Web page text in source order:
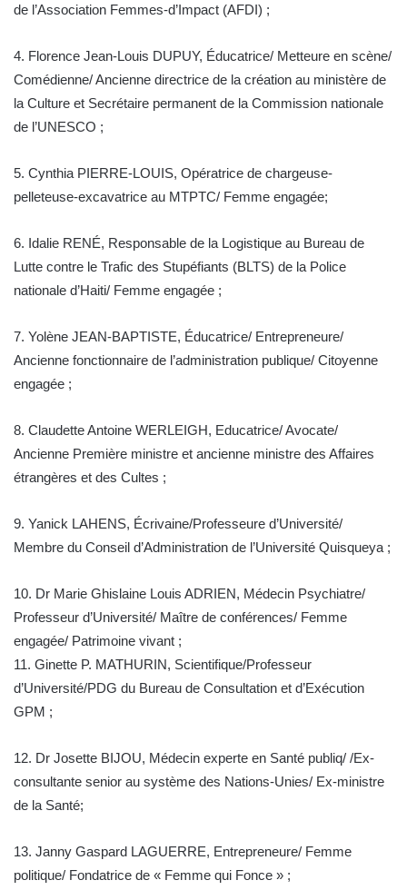
de l’Association Femmes-d’Impact (AFDI) ;
4. Florence Jean-Louis DUPUY, Éducatrice/ Metteure en scène/
Comédienne/ Ancienne directrice de la création au ministère de
la Culture et Secrétaire permanent de la Commission nationale
de l’UNESCO ;
5. Cynthia PIERRE-LOUIS, Opératrice de chargeuse-
pelleteuse-excavatrice au MTPTC/ Femme engagée;
6. Idalie RENÉ, Responsable de la Logistique au Bureau de
Lutte contre le Trafic des Stupéfiants (BLTS) de la Police
nationale d’Haiti/ Femme engagée ;
7. Yolène JEAN-BAPTISTE, Éducatrice/ Entrepreneure/
Ancienne fonctionnaire de l’administration publique/ Citoyenne
engagée ;
8. Claudette Antoine WERLEIGH, Educatrice/ Avocate/
Ancienne Première ministre et ancienne ministre des Affaires
étrangères et des Cultes ;
9. Yanick LAHENS, Écrivaine/Professeure d’Université/
Membre du Conseil d’Administration de l’Université Quisqueya ;
10. Dr Marie Ghislaine Louis ADRIEN, Médecin Psychiatre/
Professeur d’Université/ Maître de conférences/ Femme
engagée/ Patrimoine vivant ;
11. Ginette P. MATHURIN, Scientifique/Professeur
d’Université/PDG du Bureau de Consultation et d’Exécution
GPM ;
12. Dr Josette BIJOU, Médecin experte en Santé publiq/ /Ex-
consultante senior au système des Nations-Unies/ Ex-ministre
de la Santé;
13. Janny Gaspard LAGUERRE, Entrepreneure/ Femme
politique/ Fondatrice de « Femme qui Fonce » ;